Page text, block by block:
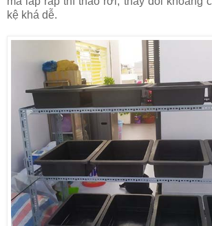
kệ khá dễ.